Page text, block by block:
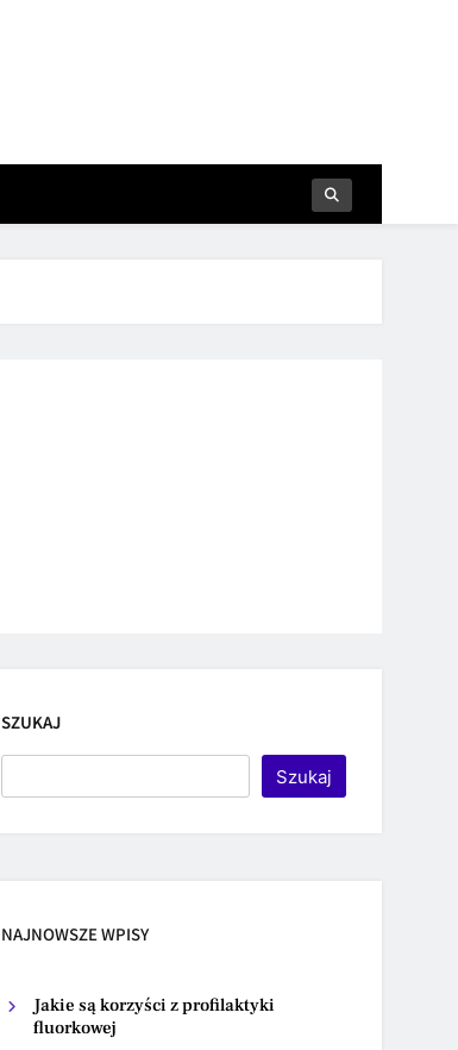
SZUKAJ
Szukaj
NAJNOWSZE WPISY
Jakie są korzyści z profilaktyki
fluorkowej